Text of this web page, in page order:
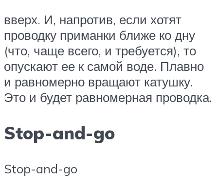
вверх. И, напротив, если хотят
проводку приманки ближе ко дну
(что, чаще всего, и требуется), то
опускают ее к самой воде. Плавно
и равномерно вращают катушку.
Это и будет равномерная проводка.
Stop-and-go
Stop-and-go